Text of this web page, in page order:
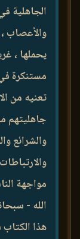
الجاهلية
والأعصاب
يحملها ،
مستنكرة
تعنيه من
جاهليتهم
والشرائع
مواجهة
الله -
هذا